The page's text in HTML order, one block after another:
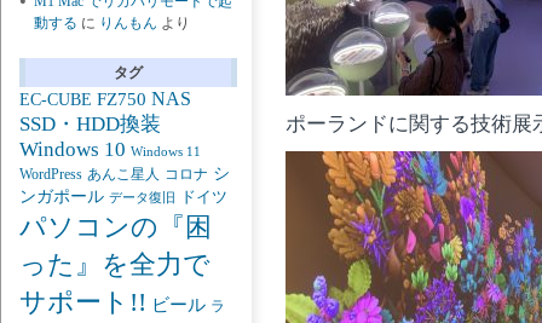
動する に りんもん より
タグ
EC-CUBE FZ750 NAS
SSD・HDD換装
Windows 10 Windows 11
WordPress あんこ星人 コロナ シ
ンガポール データ復旧 ドイツ
パソコンの『困
った』を全力で
サポート!! ビール ラ
ポーランドに関する技術展